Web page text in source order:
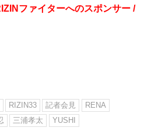
ファイターへのスポンサー /
RIZIN33 記者会見
RENA
三浦孝太 YUSHI